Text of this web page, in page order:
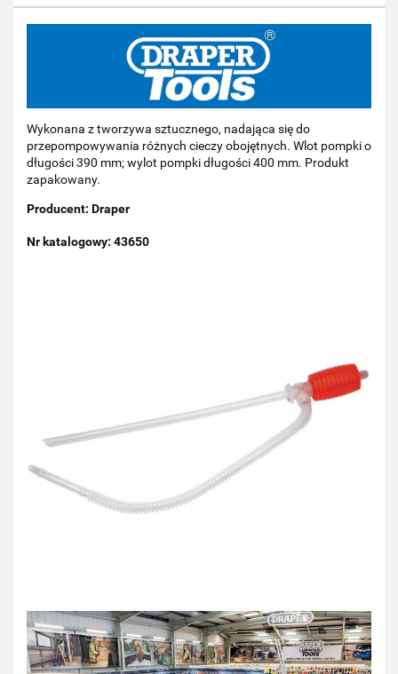
Wykonana z tworzywa sztucznego, nadająca się do
przepompowywania różnych cieczy obojętnych. Wlot pompki o
długości 390 mm; wylot pompki długości 400 mm. Produkt
zapakowany.
Producent: Draper
Nr katalogowy: 43650